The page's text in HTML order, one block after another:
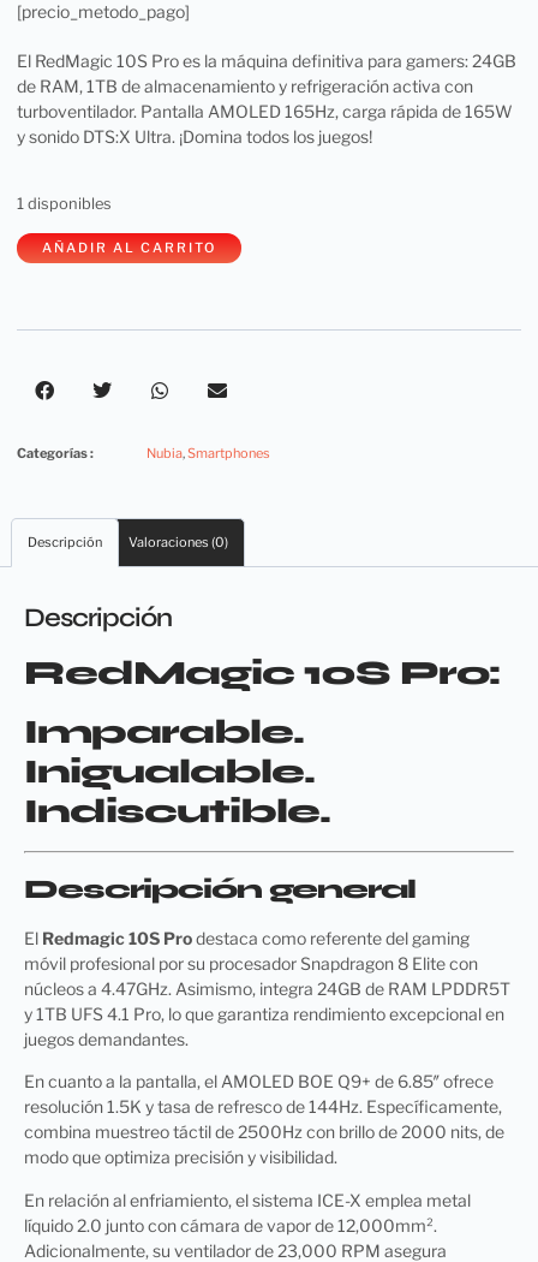
[precio_metodo_pago]
El RedMagic 10S Pro es la máquina definitiva para gamers: 24GB
de RAM, 1TB de almacenamiento y refrigeración activa con
turboventilador. Pantalla AMOLED 165Hz, carga rápida de 165W
y sonido DTS:X Ultra. ¡Domina todos los juegos!
1 disponibles
AÑADIR AL CARRITO
Categorías : Nubia,Smartphones
Descripción Valoraciones (0)
Descripción
RedMagic 10S Pro:
Imparable.
Inigualable.
Indiscutible.
Descripción general
El Redmagic 10S Prodestaca como referente del gaming
móvil profesional por su procesador Snapdragon 8 Elite con
núcleos a 4.47GHz. Asimismo, integra 24GB de RAM LPDDR5T
y 1TB UFS 4.1 Pro, lo que garantiza rendimiento excepcional en
juegos demandantes.
En cuanto a la pantalla, el AMOLED BOE Q9+ de 6.85″ ofrece
resolución 1.5K y tasa de refresco de 144Hz. Específicamente,
combina muestreo táctil de 2500Hz con brillo de 2000 nits, de
modo que optimiza precisión y visibilidad.
En relación al enfriamiento, el sistema ICE-X emplea metal
líquido 2.0 junto con cámara de vapor de 12,000mm².
Adicionalmente, su ventilador de 23,000 RPM asegura